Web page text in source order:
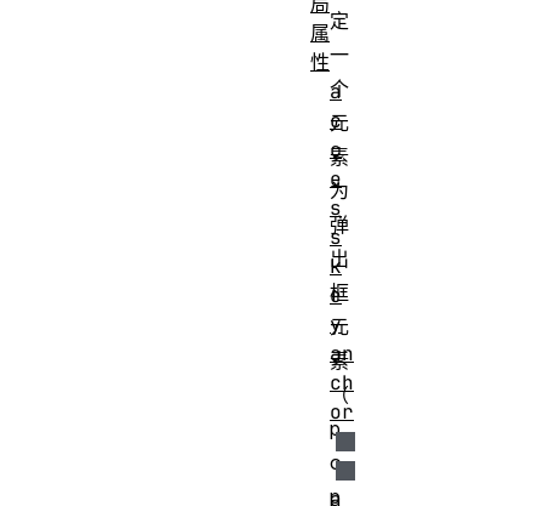
定
一
个
元
素
为
弹
出
框
元
素
（
p
o
p
属
性
a
c
c
e
s
s
k
e
y
an
ch
or
a